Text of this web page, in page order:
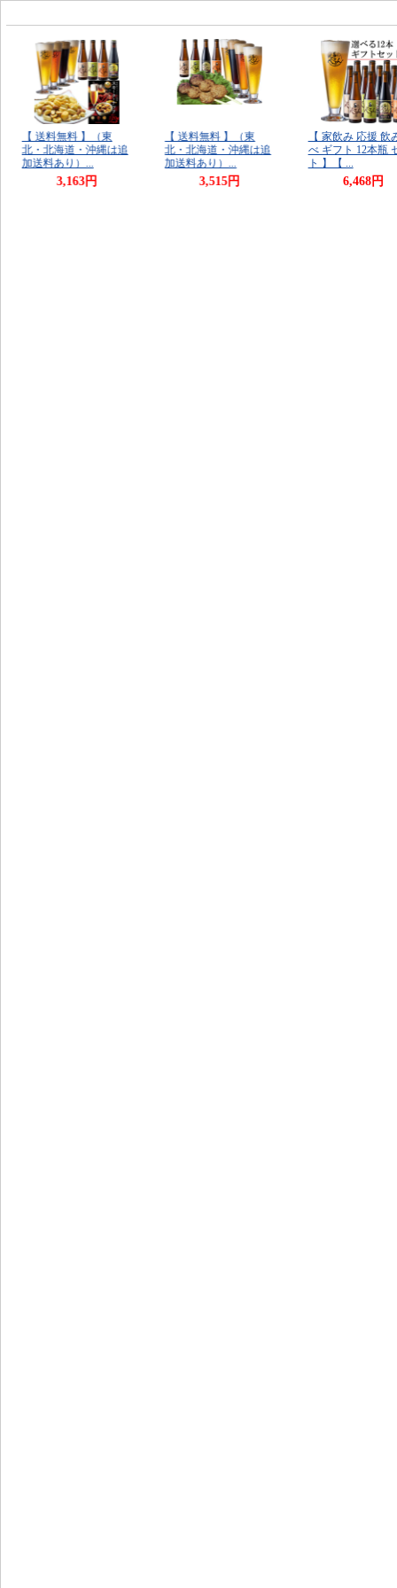
【 送料無料 】（東
北・北海道・沖縄は追
加送料あり）...
3,163円
【 送料無料 】（東
北・北海道・沖縄は追
加送料あり）...
3,515円
【 家飲み 応援 飲
べ ギフト 12本瓶
ト 】【 ...
6,468円